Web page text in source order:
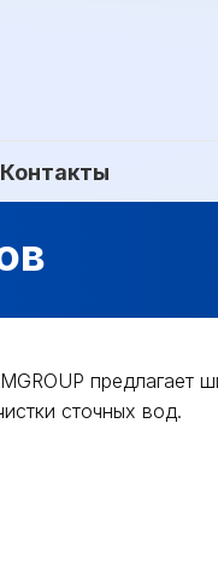
Контакты
предлагает
сточных вод.